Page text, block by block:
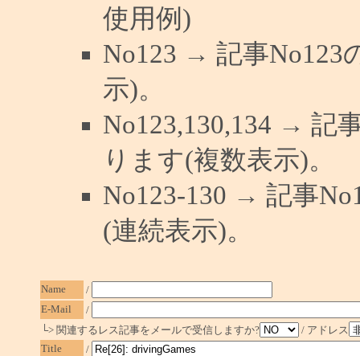
使用例)
No123 → 記事No123
示)。
No123,130,134 → 記
ります(複数表示)。
No123-130 → 記事
(連続表示)。
Name
/
E-Mail
/
└> 関連するレス記事をメールで受信しますか?
/ アドレス
Title
/